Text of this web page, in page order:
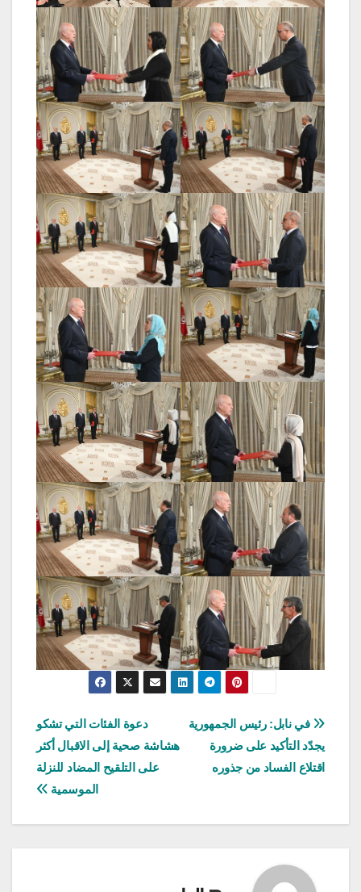
تصفّح
المقالات
دعوة الفئات التي تشكو
هشاشة صحية إلى الاقبال أكثر
على التلقيح المضاد للنزلة
الموسمية
في نابل: رئيس الجمهورية
يجدّد التأكيد على ضرورة
اقتلاع الفساد من جذوره